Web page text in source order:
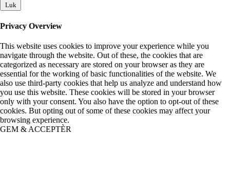
Luk
Privacy Overview
This website uses cookies to improve your experience while you
navigate through the website. Out of these, the cookies that are
categorized as necessary are stored on your browser as they are
essential for the working of basic functionalities of the website. We
also use third-party cookies that help us analyze and understand how
you use this website. These cookies will be stored in your browser
only with your consent. You also have the option to opt-out of these
cookies. But opting out of some of these cookies may affect your
browsing experience.
GEM & ACCEPTÈR